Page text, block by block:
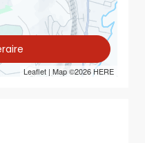
Leaflet | Map ©2026HERE